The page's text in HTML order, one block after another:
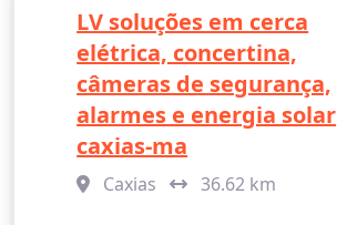
LV soluções em cerca
elétrica, concertina,
câmeras de segurança,
alarmes e energia solar
caxias-ma
Caxias 36.62 km